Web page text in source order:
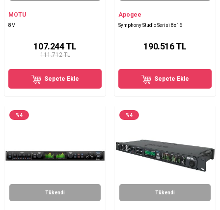
MOTU
8M
111.712 TL
107.244TL
Sepete Ekle
Apogee
Symphony Studio Serisi 8x16
190.516TL
Sepete Ekle
%4
Tükendi
%4
Tükendi